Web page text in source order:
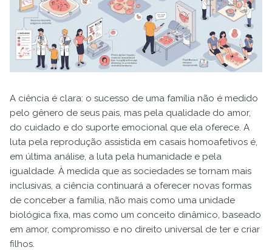
A ciência é clara: o sucesso de uma família não é medido
pelo gênero de seus pais, mas pela qualidade do amor,
do cuidado e do suporte emocional que ela oferece. A
luta pela reprodução assistida em casais homoafetivos é,
em última análise, a luta pela humanidade e pela
igualdade. À medida que as sociedades se tornam mais
inclusivas, a ciência continuará a oferecer novas formas
de conceber a família, não mais como uma unidade
biológica fixa, mas como um conceito dinâmico, baseado
em amor, compromisso e no direito universal de ter e criar
filhos.